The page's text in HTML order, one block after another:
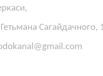
Сагайдачного,